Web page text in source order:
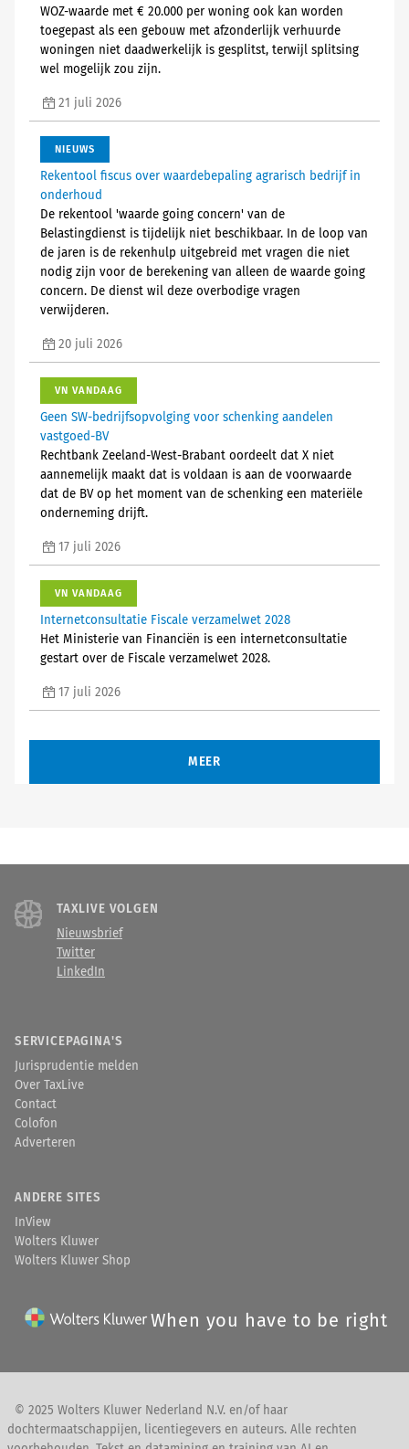
WOZ-waarde met € 20.000 per woning ook kan worden
toegepast als een gebouw met afzonderlijk verhuurde
woningen niet daadwerkelijk is gesplitst, terwijl splitsing
wel mogelijk zou zijn.
21 juli 2026
NIEUWS
Rekentool fiscus over waardebepaling agrarisch bedrijf in
onderhoud
De rekentool 'waarde going concern' van de
Belastingdienst is tijdelijk niet beschikbaar. In de loop van
de jaren is de rekenhulp uitgebreid met vragen die niet
nodig zijn voor de berekening van alleen de waarde going
concern. De dienst wil deze overbodige vragen
verwijderen.
20 juli 2026
VN VANDAAG
Geen SW-bedrijfsopvolging voor schenking aandelen
vastgoed-BV
Rechtbank Zeeland-West-Brabant oordeelt dat X niet
aannemelijk maakt dat is voldaan is aan de voorwaarde
dat de BV op het moment van de schenking een materiële
onderneming drijft.
17 juli 2026
VN VANDAAG
Internetconsultatie Fiscale verzamelwet 2028
Het Ministerie van Financiën is een internetconsultatie
gestart over de Fiscale verzamelwet 2028.
17 juli 2026
MEER
TAXLIVE VOLGEN
Nieuwsbrief
Twitter
LinkedIn
SERVICEPAGINA'S
Jurisprudentie melden
Over TaxLive
Contact
Colofon
Adverteren
ANDERE SITES
InView
Wolters Kluwer
Wolters Kluwer Shop
When you have to be right
© 2025 Wolters Kluwer Nederland N.V. en/of haar
dochtermaatschappijen, licentiegevers en auteurs. Alle rechten